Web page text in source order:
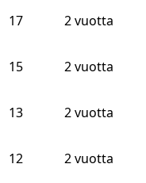
17
2 vuotta
15 2 vuotta
13 2 vuotta
12
2 vuotta